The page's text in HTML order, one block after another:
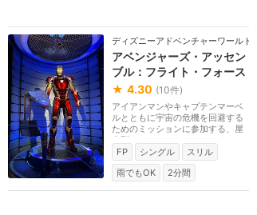
ディズニーアドベンチャーワールド
アベンジャーズ・アッセン
ブル：フライト・フォース
★ 4.30 (10件)
アイアンマンやキャプテンマーベ
ルとともに宇宙の危機を回避する
ためのミッションに参加する、屋
内型ローラーコー...
FP
シングル
スリル
雨でもOK
2分間